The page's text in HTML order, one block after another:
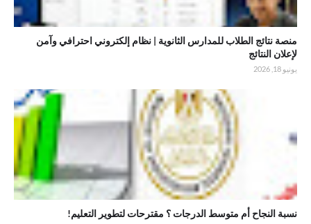
منصة نتائج الطلاب للمدارس الثانوية | نظام إلكتروني احترافي وآمن
لإعلان النتائج
يونيو 18, 2026
.نسبة النجاح أم متوسط الدرجات ؟ مقترحات لتطوير التعليم!
نسبة النجاح أم متوسط الدرجات ؟ مقترحات لتطوير التعليم!